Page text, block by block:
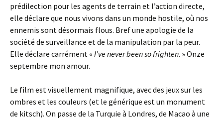
prédilection pour les agents de terrain et l’action directe,
elle déclare que nous vivons dans un monde hostile, où nos
ennemis sont désormais flous. Bref une apologie de la
société de surveillance et de la manipulation par la peur.
Elle déclare carrément « I’ve never been so frighten. » Onze
septembre mon amour.
Le film est visuellement magnifique, avec des jeux sur les
ombres et les couleurs (et le générique est un monument
de kitsch). On passe de la Turquie à Londres, de Macao à une